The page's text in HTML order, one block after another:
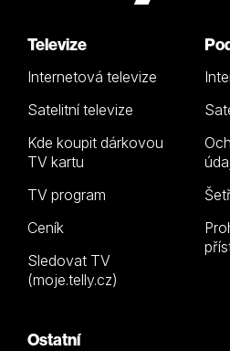
Televize
Internetová televize
Satelitní televize
Kde koupit dárkovou
TV kartu
TV program
Ceník
Sledovat TV
(moje.telly.cz)
Ostatní